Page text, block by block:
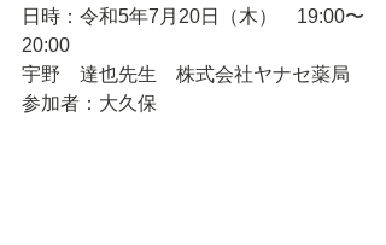
日時：令和5年7月20日（木）　19:00〜
20:00
宇野　達也先生　株式会社ヤナセ薬局
参加者：大久保